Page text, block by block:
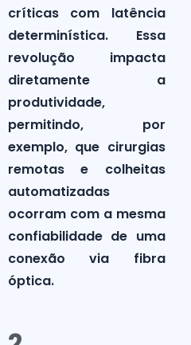
críticas com latência
determinística. Essa
revolução impacta
diretamente a
produtividade,
permitindo, por
exemplo, que cirurgias
remotas e colheitas
automatizadas
ocorram com a mesma
confiabilidade de uma
conexão via fibra
óptica.